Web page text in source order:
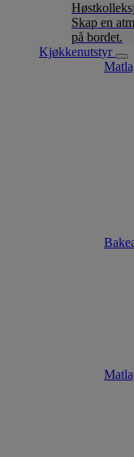
Skap en
på bordet.
Kjøkkenutstyr